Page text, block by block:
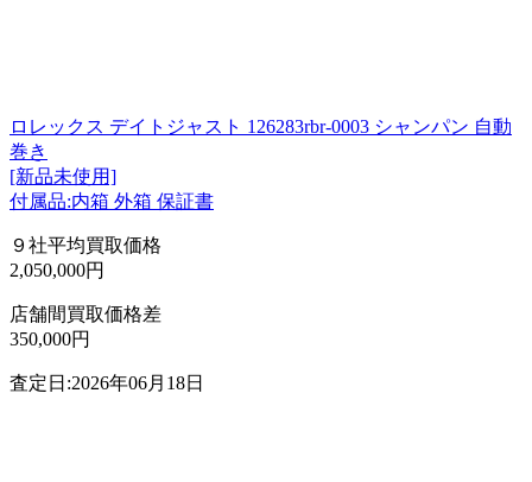
ロレックス デイトジャスト 126283rbr-0003 シャンパン 自動
巻き
[新品未使用]
付属品:内箱 外箱 保証書
９社平均買取価格
2,050,000円
店舗間買取価格差
350,000円
査定日:2026年06月18日